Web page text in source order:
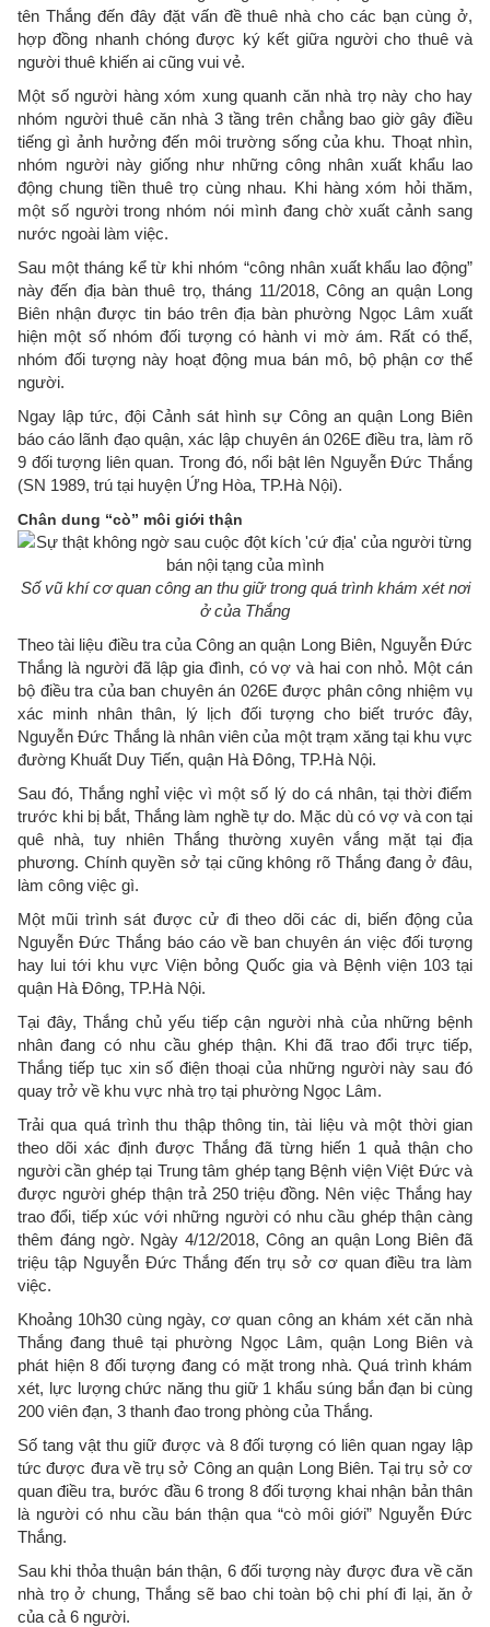
tên Thắng đến đây đặt vấn đề thuê nhà cho các bạn cùng ở,
hợp đồng nhanh chóng được ký kết giữa người cho thuê và
người thuê khiến ai cũng vui vẻ.
Một số người hàng xóm xung quanh căn nhà trọ này cho hay
nhóm người thuê căn nhà 3 tầng trên chẳng bao giờ gây điều
tiếng gì ảnh hưởng đến môi trường sống của khu. Thoạt nhìn,
nhóm người này giống như những công nhân xuất khẩu lao
động chung tiền thuê trọ cùng nhau. Khi hàng xóm hỏi thăm,
một số người trong nhóm nói mình đang chờ xuất cảnh sang
nước ngoài làm việc.
Sau một tháng kể từ khi nhóm “công nhân xuất khẩu lao động”
này đến địa bàn thuê trọ, tháng 11/2018, Công an quận Long
Biên nhận được tin báo trên địa bàn phường Ngọc Lâm xuất
hiện một số nhóm đối tượng có hành vi mờ ám. Rất có thể,
nhóm đối tượng này hoạt động mua bán mô, bộ phận cơ thể
người.
Ngay lập tức, đội Cảnh sát hình sự Công an quận Long Biên
báo cáo lãnh đạo quận, xác lập chuyên án 026E điều tra, làm rõ
9 đối tượng liên quan. Trong đó, nổi bật lên Nguyễn Đức Thắng
(SN 1989, trú tại huyện Ứng Hòa, TP.Hà Nội).
Chân dung “cò” môi giới thận
Số vũ khí cơ quan công an thu giữ trong quá trình khám xét nơi
ở của Thắng
Theo tài liệu điều tra của Công an quận Long Biên, Nguyễn Đức
Thắng là người đã lập gia đình, có vợ và hai con nhỏ. Một cán
bộ điều tra của ban chuyên án 026E được phân công nhiệm vụ
xác minh nhân thân, lý lịch đối tượng cho biết trước đây,
Nguyễn Đức Thắng là nhân viên của một trạm xăng tại khu vực
đường Khuất Duy Tiến, quận Hà Đông, TP.Hà Nội.
Sau đó, Thắng nghỉ việc vì một số lý do cá nhân, tại thời điểm
trước khi bị bắt, Thắng làm nghề tự do. Mặc dù có vợ và con tại
quê nhà, tuy nhiên Thắng thường xuyên vắng mặt tại địa
phương. Chính quyền sở tại cũng không rõ Thắng đang ở đâu,
làm công việc gì.
Một mũi trình sát được cử đi theo dõi các di, biến động của
Nguyễn Đức Thắng báo cáo về ban chuyên án việc đối tượng
hay lui tới khu vực Viện bỏng Quốc gia và Bệnh viện 103 tại
quận Hà Đông, TP.Hà Nội.
Tại đây, Thắng chủ yếu tiếp cận người nhà của những bệnh
nhân đang có nhu cầu ghép thận. Khi đã trao đổi trực tiếp,
Thắng tiếp tục xin số điện thoại của những người này sau đó
quay trở về khu vực nhà trọ tại phường Ngọc Lâm.
Trải qua quá trình thu thập thông tin, tài liệu và một thời gian
theo dõi xác định được Thắng đã từng hiến 1 quả thận cho
người cần ghép tại Trung tâm ghép tạng Bệnh viện Việt Đức và
được người ghép thận trả 250 triệu đồng. Nên việc Thắng hay
trao đổi, tiếp xúc với những người có nhu cầu ghép thận càng
thêm đáng ngờ. Ngày 4/12/2018, Công an quận Long Biên đã
triệu tập Nguyễn Đức Thắng đến trụ sở cơ quan điều tra làm
việc.
Khoảng 10h30 cùng ngày, cơ quan công an khám xét căn nhà
Thắng đang thuê tại phường Ngọc Lâm, quận Long Biên và
phát hiện 8 đối tượng đang có mặt trong nhà. Quá trình khám
xét, lực lượng chức năng thu giữ 1 khẩu súng bắn đạn bi cùng
200 viên đạn, 3 thanh đao trong phòng của Thắng.
Số tang vật thu giữ được và 8 đối tượng có liên quan ngay lập
tức được đưa về trụ sở Công an quận Long Biên. Tại trụ sở cơ
quan điều tra, bước đầu 6 trong 8 đối tượng khai nhận bản thân
là người có nhu cầu bán thận qua “cò môi giới” Nguyễn Đức
Thắng.
Sau khi thỏa thuận bán thận, 6 đối tượng này được đưa về căn
nhà trọ ở chung, Thắng sẽ bao chi toàn bộ chi phí đi lại, ăn ở
của cả 6 người.